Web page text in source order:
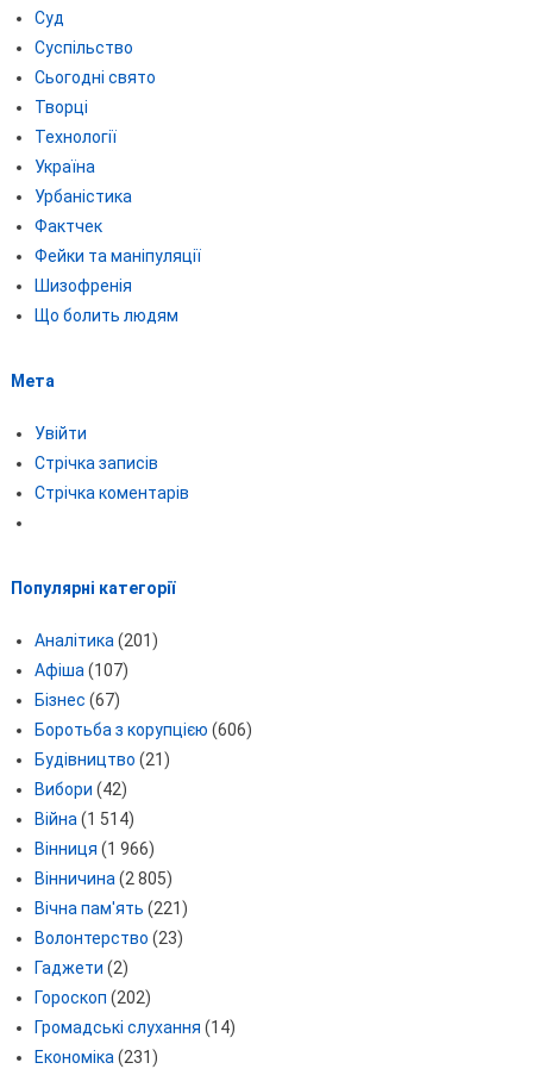
Суд
Суспільство
Сьогодні свято
Творці
Технології
Україна
Урбаністика
Фактчек
Фейки та маніпуляції
Шизофренія
Що болить людям
Мета
Увійти
Стрічка записів
Стрічка коментарів
Популярні категорії
Аналітика (201)
Афіша (107)
Бізнес (67)
Боротьба з корупцією (606)
Будівництво (21)
Вибори (42)
Війна (1 514)
Вінниця (1 966)
Вінничина (2 805)
Вічна пам'ять (221)
Волонтерство (23)
Гаджети (2)
Гороскоп (202)
Громадські слухання (14)
Економіка (231)